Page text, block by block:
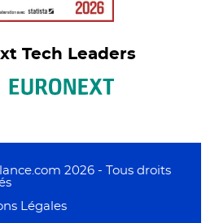
Tech Leaders
2026 - Tous droits
Légales